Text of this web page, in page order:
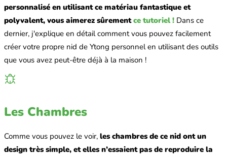
personnalisé en utilisant ce matériau fantastique et
polyvalent, vous aimerez sûrementce tutoriel ! Dans ce
dernier, j'explique en détail comment vous pouvez facilement
créer votre propre nid de Ytong personnel en utilisant des outils
que vous avez peut-être déjà à la maison !
Les Chambres
Comme vous pouvez le voir, les chambres de ce nid ont un
design très simple, et elles n’essaient pas de reproduire la